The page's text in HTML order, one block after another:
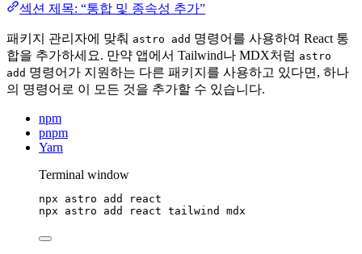
섹션 제목: “통합 및 종속성 추가”
패키지 관리자에 맞춰 astro add 명령어를 사용하여 React 통
합을 추가하세요. 만약 앱에서 Tailwind나 MDX처럼 astro
add 명령어가 지원하는 다른 패키지를 사용하고 있다면, 하나
의 명령어로 이 모든 것을 추가할 수 있습니다.
npm
pnpm
Yarn
Terminal window
npx astro add
react
npx
astro add react tailwind mdx